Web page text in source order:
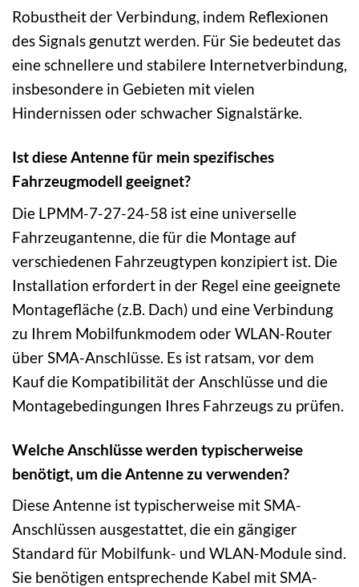
Robustheit der Verbindung, indem Reflexionen
des Signals genutzt werden. Für Sie bedeutet das
eine schnellere und stabilere Internetverbindung,
insbesondere in Gebieten mit vielen
Hindernissen oder schwacher Signalstärke.
Ist diese Antenne für mein spezifisches
Fahrzeugmodell geeignet?
Die LPMM-7-27-24-58 ist eine universelle
Fahrzeugantenne, die für die Montage auf
verschiedenen Fahrzeugtypen konzipiert ist. Die
Installation erfordert in der Regel eine geeignete
Montagefläche (z.B. Dach) und eine Verbindung
zu Ihrem Mobilfunkmodem oder WLAN-Router
über SMA-Anschlüsse. Es ist ratsam, vor dem
Kauf die Kompatibilität der Anschlüsse und die
Montagebedingungen Ihres Fahrzeugs zu prüfen.
Welche Anschlüsse werden typischerweise
benötigt, um die Antenne zu verwenden?
Diese Antenne ist typischerweise mit SMA-
Anschlüssen ausgestattet, die ein gängiger
Standard für Mobilfunk- und WLAN-Module sind.
Sie benötigen entsprechende Kabel mit SMA-